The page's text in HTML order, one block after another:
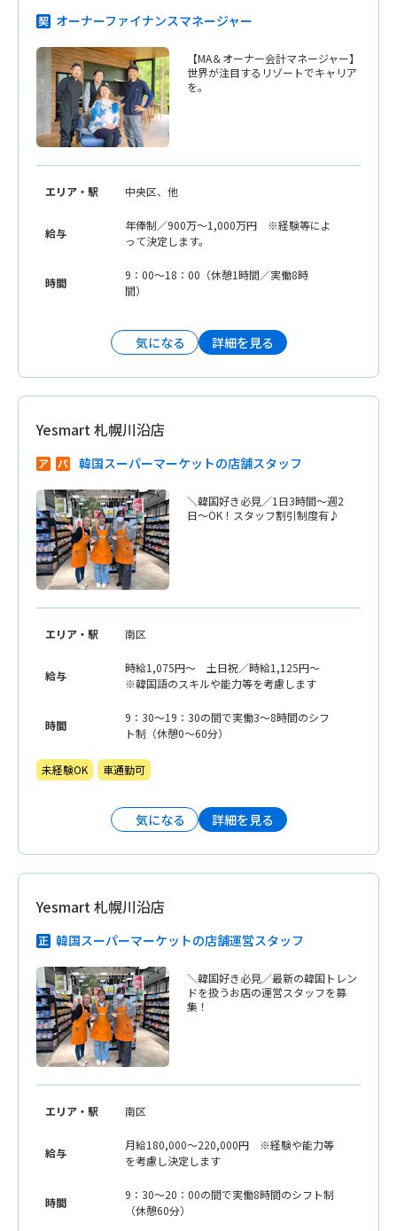
オーナーファイナンスマネージャー
【MA＆オーナー会計マネージャー】
世界が注目するリゾートでキャリア
を。
エリア・駅 中央区、他
給与
年俸制／900万〜1,000万円 ※経験等によ
って決定します。
時間
9：00〜18：00（休憩1時間／実働8時
間）
気になる 詳細を見る
Yesmart 札幌川沿店
韓国スーパーマーケットの店舗スタッフ
＼韓国好き必見／1日3時間〜週2
日〜OK！スタッフ割引制度有♪
エリア・駅 南区
給与
時給1,075円〜 土日祝／時給1,125円〜
※韓国語のスキルや能力等を考慮します
時間
9：30〜19：30の間で実働3〜8時間のシフ
ト制（休憩0〜60分）
未経験OK 車通勤可
気になる 詳細を見る
Yesmart 札幌川沿店
韓国スーパーマーケットの店舗運営スタッフ
＼韓国好き必見／最新の韓国トレン
ドを扱うお店の運営スタッフを募
集！
エリア・駅 南区
給与
月給180,000〜220,000円 ※経験や能力等
を考慮し決定します
時間
9：30〜20：00の間で実働8時間のシフト制
（休憩60分）